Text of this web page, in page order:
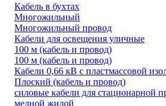
Кабель в бухтах
Многожильный
Многожильный провод
Кабели для освещения уличные
100 м (кабель и провод)
100 м (кабель и провод)
Кабели 0,66 кВ с пластмассовой
Плоский (кабель и провод)
силовые кабели для стационарной
медной жилой